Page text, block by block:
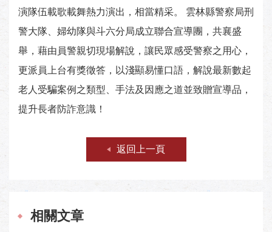
演隊伍載歌載舞熱力演出，相當精采。 雲林縣警察局刑
警大隊、婦幼隊與斗六分局成立聯合宣導團，共襄盛
舉，藉由員警親切現場解說，讓民眾感受警察之用心，
更派員上台有獎徵答，以淺顯易懂口語，解說最新數起
老人受騙案例之類型、手法及因應之道並致贈宣導品，
提升長者防詐意識！
返回上一頁
相關文章